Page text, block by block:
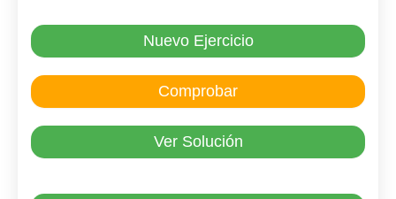
Nuevo Ejercicio
Comprobar
Ver Solución